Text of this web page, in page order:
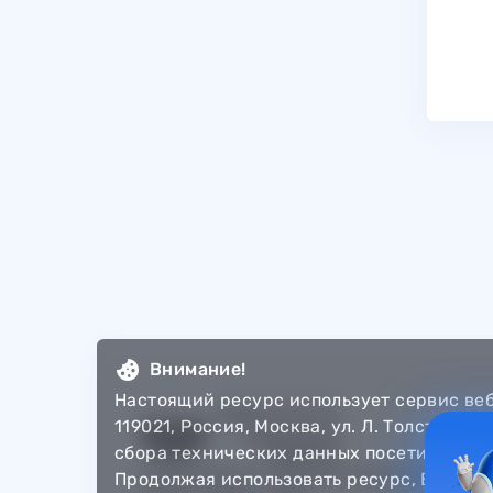
© Департамент информатизации Тюменской
Внимание!
Настоящий ресурс использует сервис
119021, Россия, Москва, ул. Л. Толстого,
сбора технических данных посетителей
Продолжая использовать ресурс, Вы